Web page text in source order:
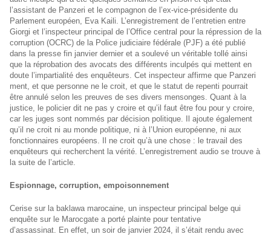
l’assistant de Panzeri et le compagnon de l’ex-vice-présidente du
Parlement européen, Eva Kaili. L’enregistrement de l’entretien entre
Giorgi et l’inspecteur principal de l’Office central pour la répression de la
corruption (OCRC) de la Police judiciaire fédérale (PJF) a été publié
dans la presse fin janvier dernier et a soulevé un véritable tollé ainsi
que la réprobation des avocats des différents inculpés qui mettent en
doute l’impartialité des enquêteurs. Cet inspecteur affirme que Panzeri
ment, et que personne ne le croit, et que le statut de repenti pourrait
être annulé selon les preuves de ses divers mensonges. Quant à la
justice, le policier dit ne pas y croire et qu’il faut être fou pour y croire,
car les juges sont nommés par décision politique. Il ajoute également
qu’il ne croit ni au monde politique, ni à l’Union européenne, ni aux
fonctionnaires européens. Il ne croit qu’à une chose : le travail des
enquêteurs qui recherchent la vérité. L’enregistrement audio se trouve à
la suite de l’article.
Espionnage, corruption, empoisonnement
Cerise sur la baklawa marocaine, un inspecteur principal belge qui
enquête sur le Marocgate a porté plainte pour tentative
d’assassinat. En effet, un soir de janvier 2024, il s’était rendu avec